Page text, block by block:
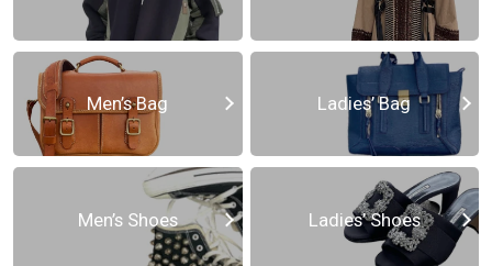
Men’s Bag Ladies’ Bag
Men’s Shoes Ladies’ Shoes